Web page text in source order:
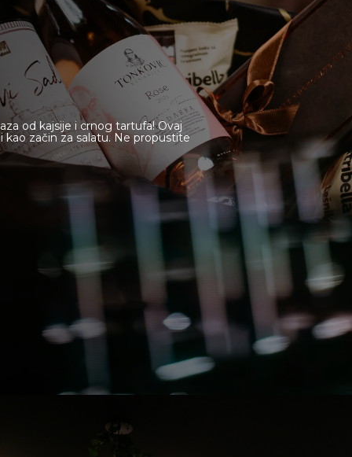
Gift Shop
Deli
Kontakt
od kajsije i crnog tartufa! Ovaj
začin za salatu. Ne propustite